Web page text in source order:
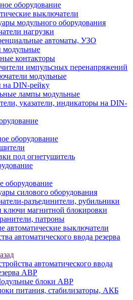
оборудование
выключатели
модульного оборудования
нагрузки
автоматы, УЗО
контакторы
импульсных перенапряжений
модульные
на DIN-рейку
лампы модульные
указатели, индикаторы на DIN-
оборудование
под огнетушитель
оборудование
силового оборудования
разъединители, рубильники
ключи магнитной блокировки
патроны
автоматические выключатели
автоматического ввода резерва
автоматического ввода
АВР
блоки АВР
питания, стабилизаторы, АКБ